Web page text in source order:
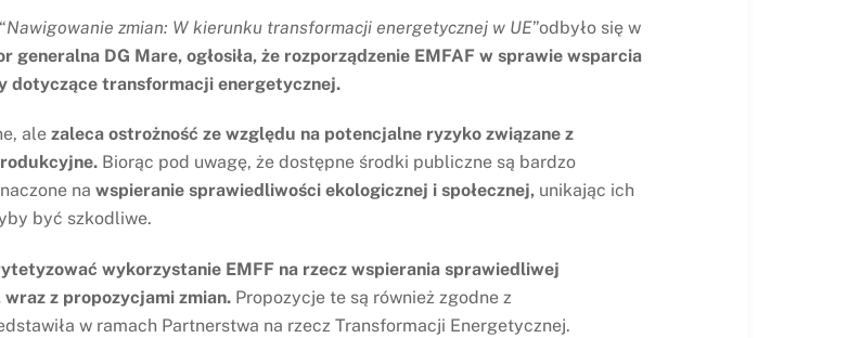
Nawigowanie zmian: W kierunku transformacji energetycznej w UE”odbyło się w
generalna DG Mare, ogłosiła, że rozporządzenie EMFAF w sprawie wsparcia
dotyczące transformacji energetycznej.
alezaleca ostrożność ze względu na potencjalne ryzyko związane z
Biorąc pod uwagę, że dostępne środki publiczne są bardzo
nawspieranie sprawiedliwości ekologicznej i społecznej, unikając ich
być szkodliwe.
wykorzystanie EMFF na rzecz wspierania sprawiedliwej
z propozycjami zmian. Propozycje te są również zgodne z
w ramach Partnerstwa na rzecz Transformacji Energetycznej.